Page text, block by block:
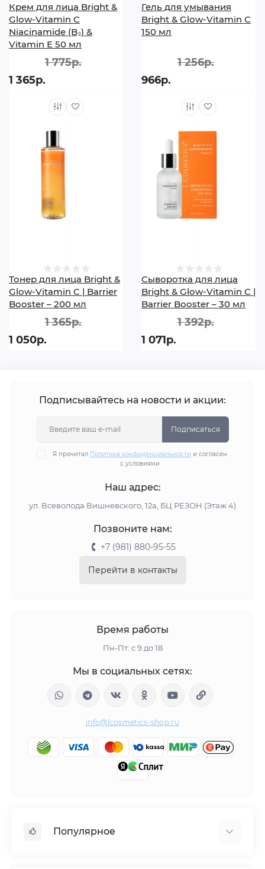
Крем для лица Bright &
Glow-Vitamin C
Niacinamide (B₃) &
Vitamin Е 50 мл
1 775р.
1 365р.
Гель для умывания
Bright & Glow-Vitamin C
150 мл
1 256р.
966р.
Тонер для лица Bright &
Glow-Vitamin C | Barrier
Booster – 200 мл
1 365р.
1 050р.
Сыворотка для лица
Bright & Glow-Vitamin C |
Barrier Booster – 30 мл
1 392р.
1 071р.
Подписывайтесь на новости и акции:
Подписаться
Я прочитал Политика конфиденциальности и согласен
с условиями
Наш адрес:
ул. Всеволода Вишневского, 12а, БЦ РЕЗОН (Этаж 4)
Позвоните нам:
+7 (981) 880-95-55
Перейти в контакты
Время работы
Пн-Пт: с 9 до 18
Мы в социальных сетях:
info@lcosmetics-shop.ru
Популярное